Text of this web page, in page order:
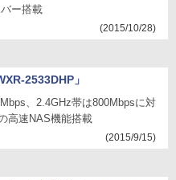
ー搭載
(2015/10/28)
2533DHP」
、2.4GHz帯は800Mbpsに対
高速NAS機能搭載
(2015/9/15)